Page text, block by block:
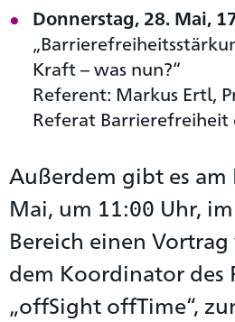
Donnerstag, 28. Mai,
Kraft – was nun?“
Referent: Markus Ertl,
Referat Barrierefreiheit
Außerdem gibt es am
Mai, um 11:00 Uhr,
Bereich einen
dem Koordinator des
„offSight offTime“,